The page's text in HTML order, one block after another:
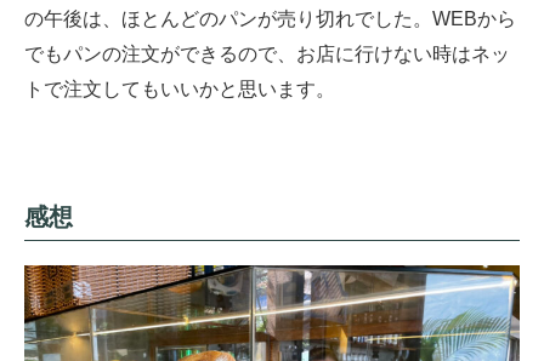
の午後は、ほとんどのパンが売り切れでした。WEBから
でもパンの注文ができるので、お店に行けない時はネッ
トで注文してもいいかと思います。
感想